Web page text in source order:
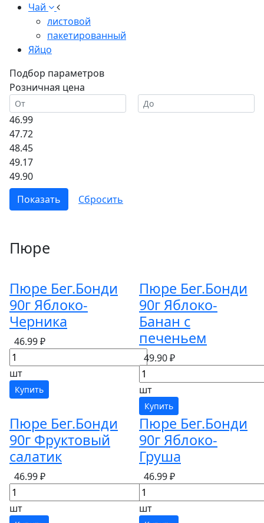
Чай
листовой
пакетированный
Яйцо
Подбор параметров
Розничная цена
46.99
47.72
48.45
49.17
49.90
Пюре
Пюре Бег.Бонди
90г Яблоко-
Черника
46.99 ₽
шт
Купить
Пюре Бег.Бонди
90г Яблоко-
Банан с
печеньем
49.90 ₽
шт
Купить
Пюре Бег.Бонди
90г Фруктовый
салатик
46.99 ₽
шт
Пюре Бег.Бонди
90г Яблоко-
Груша
46.99 ₽
шт